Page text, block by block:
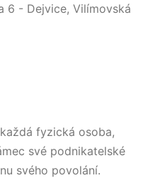
6 - Dejvice, Vilímovská
fyzická osoba,
své podnikatelské
svého povolání.